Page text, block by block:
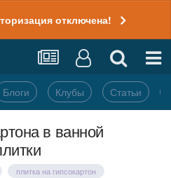
отключена!
Блоги Клубы Статьи
в ванной
плитка на гипсокартон